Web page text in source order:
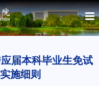
届本科毕业生免试
施细则